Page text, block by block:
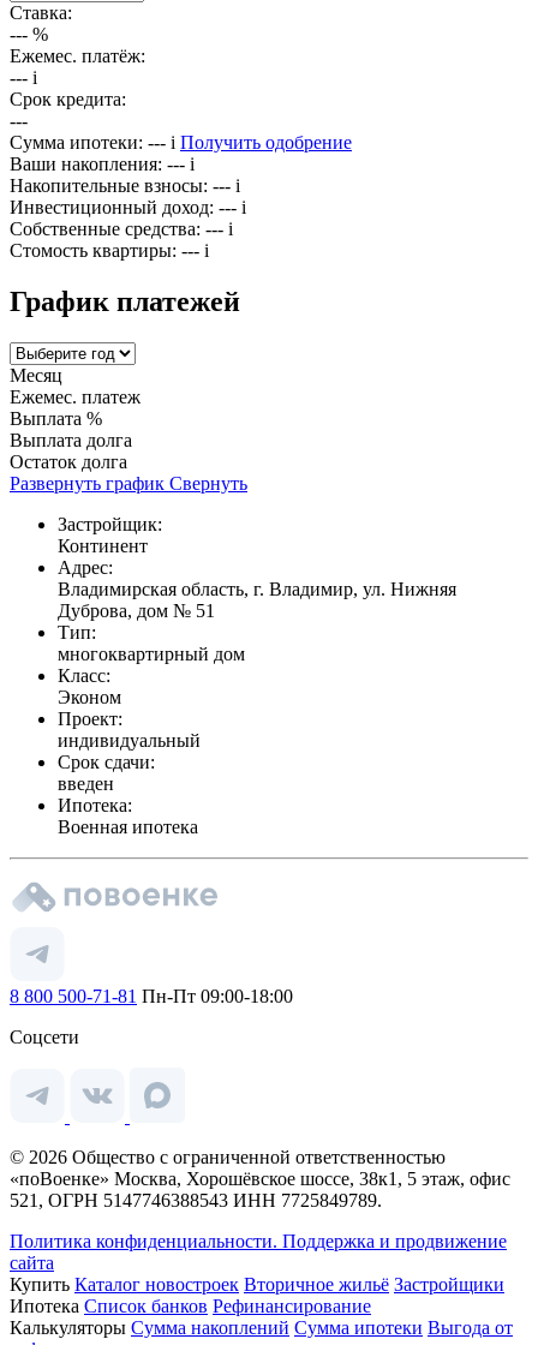
Ставка:
--- %
Ежемес. платёж:
--- i
Срок кредита:
---
Сумма ипотеки: --- i Получить одобрение
Ваши накопления: --- i
Накопительные взносы: --- i
Инвестиционный доход: --- i
Собственные средства: --- i
Стомость квартиры: --- i
График платежей
Месяц
Ежемес. платеж
Выплата %
Выплата долга
Остаток долга
Развернуть график Свернуть
Застройщик:
Континент
Адрес:
Владимирская область, г. Владимир, ул. Нижняя
Дуброва, дом № 51
Тип:
многоквартирный дом
Класс:
Эконом
Проект:
индивидуальный
Срок сдачи:
введен
Ипотека:
Военная ипотека
8 800 500-71-81 Пн-Пт 09:00-18:00
Соцсети
© 2026 Общество с ограниченной ответственностью
«поВоенке» Москва, Хорошёвское шоссе, 38к1, 5 этаж, офис
521, ОГРН 5147746388543 ИНН 7725849789.
Политика конфиденциальности. Поддержка и продвижение
сайта
Купить Каталог новостроек Вторичное жильё Застройщики
Ипотека Список банков Рефинансирование
Калькуляторы Сумма накоплений Сумма ипотеки Выгода от